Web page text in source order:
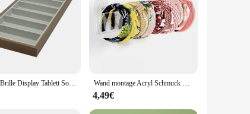
7 Gitter Brille Display Tablett Sonnenbrille Halskette Rack Organizer Stand halter Aufbewahrung sbox für Verkaufs theke nach Hause Wand montage Acryl Schmuck Display Veranstalter Haarband Display Lager regal einfache Klebe stempel Installation Stirnband Rack
4,49€